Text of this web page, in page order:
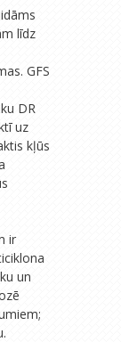
līdz
GFS
DR
uz
kļūs
ir
un